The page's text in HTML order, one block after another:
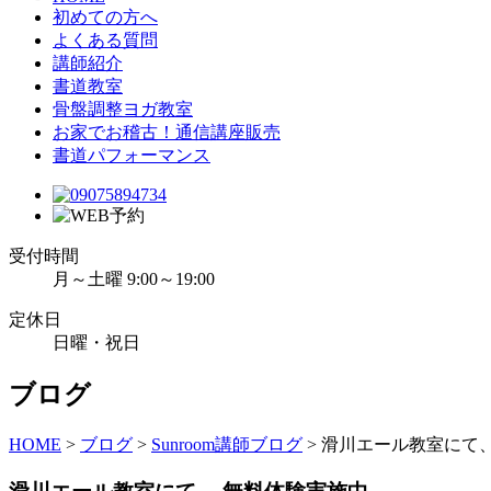
初めての方へ
よくある質問
講師紹介
書道教室
骨盤調整ヨガ教室
お家でお稽古！通信講座販売
書道パフォーマンス
受付時間
月～土曜 9:00～19:00
定休日
日曜・祝日
ブログ
HOME > ブログ > Sunroom講師ブログ > 滑川エール教室にて